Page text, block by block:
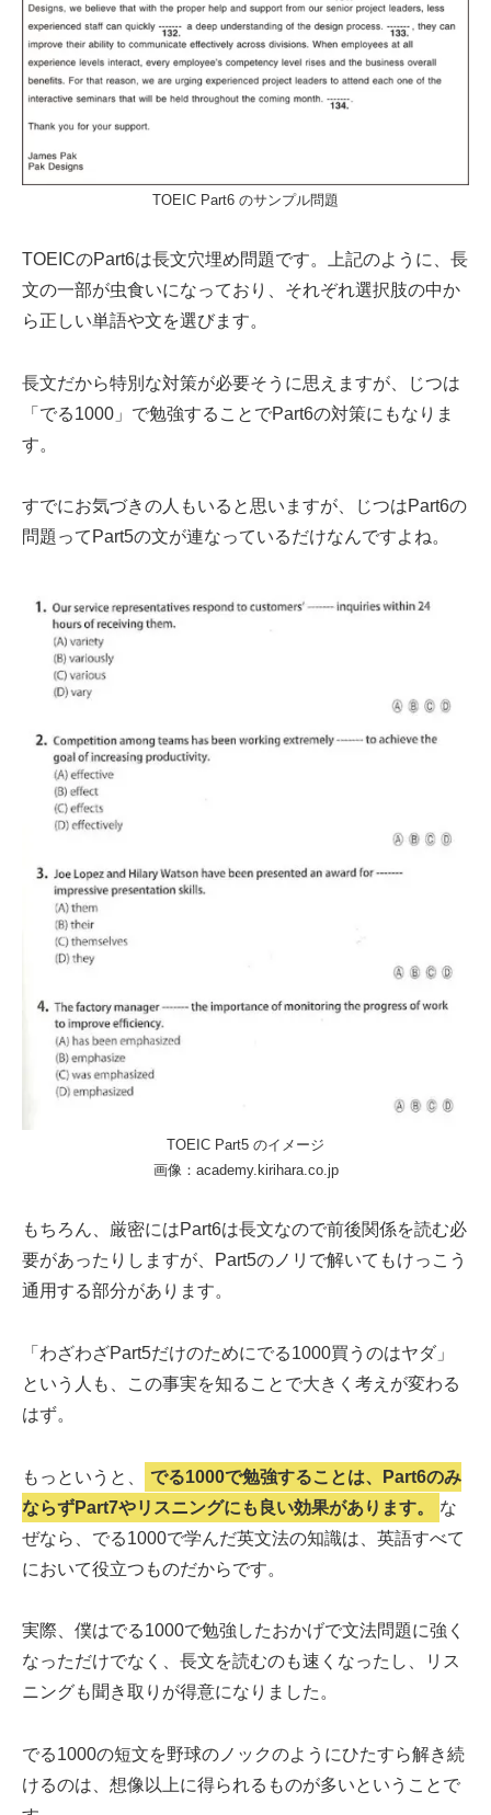
TOEIC Part6 のサンプル問題
TOEICのPart6は長文穴埋め問題です。上記のように、長
文の一部が虫食いになっており、それぞれ選択肢の中か
ら正しい単語や文を選びます。
長文だから特別な対策が必要そうに思えますが、じつは
「でる1000」で勉強することでPart6の対策にもなりま
す。
すでにお気づきの人もいると思いますが、じつはPart6の
問題ってPart5の文が連なっているだけなんですよね。
TOEIC Part5 のイメージ
画像：academy.kirihara.co.jp
もちろん、厳密にはPart6は長文なので前後関係を読む必
要があったりしますが、Part5のノリで解いてもけっこう
通用する部分があります。
「わざわざPart5だけのためにでる1000買うのはヤダ」
という人も、この事実を知ることで大きく考えが変わる
はず。
もっというと、
でる1000で勉強することは、Part6のみ
ならずPart7やリスニングにも良い効果があります。
な
ぜなら、でる1000で学んだ英文法の知識は、英語すべて
において役立つものだからです。
実際、僕はでる1000で勉強したおかげで文法問題に強く
なっただけでなく、長文を読むのも速くなったし、リス
ニングも聞き取りが得意になりました。
でる1000の短文を野球のノックのようにひたすら解き続
けるのは、想像以上に得られるものが多いということで